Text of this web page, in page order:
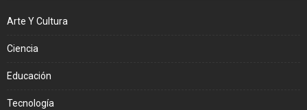
Arte Y Cultura
Ciencia
Educación
Tecnología